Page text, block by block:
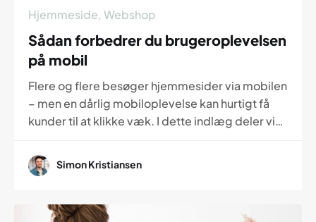
Hjemmeside, Webshop
Sådan forbedrer du brugeroplevelsen
på mobil
Flere og flere besøger hjemmesider via mobilen
– men en dårlig mobiloplevelse kan hurtigt få
kunder til at klikke væk. I dette indlæg deler vi
navigation, tydelige knapper og overskueligt
indhold kan give dine besøgende en god
Simon Kristiansen